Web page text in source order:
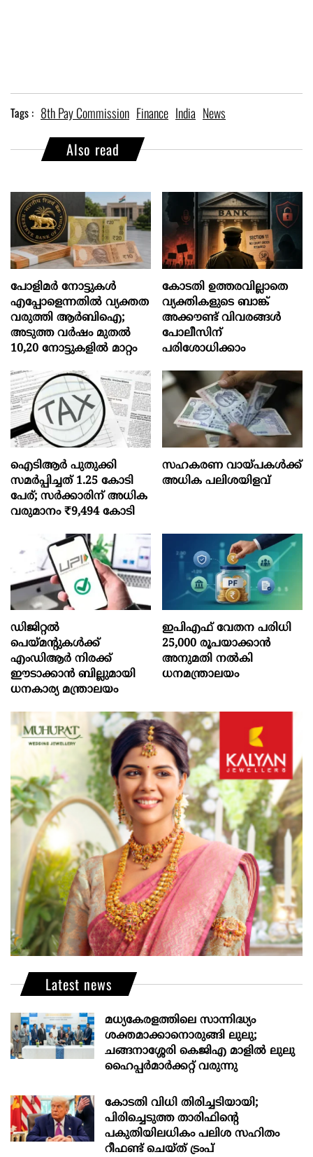
Tags : 8th Pay Commission Finance India News
Also read
പോളിമർ നോട്ടുകൾ
എപ്പോളെന്നതിൽ വ്യക്തത
വരുത്തി ആർബിഐ;
അടുത്ത വർഷം മുതൽ
10,20 നോട്ടുകളിൽ മാറ്റം
കോടതി ഉത്തരവില്ലാതെ
വ്യക്തികളുടെ ബാങ്ക്
അക്കൗണ്ട് വിവരങ്ങൾ
പോലീസിന്
പരിശോധിക്കാം
ഐടിആര്‍ പുതുക്കി
സമർപ്പിച്ചത് 1.25 കോടി
പേര്; സർക്കാരിന് അധിക
വരുമാനം ₹9,494 കോടി
സഹകരണ വായ്പകള്‍ക്ക്
അധിക പലിശയിളവ്
ഡിജിറ്റൽ
പെയ്മന്റുകൾക്ക്
എംഡിആർ നിരക്ക്
ഈടാക്കാൻ ബില്ലുമായി
ധനകാര്യ മന്ത്രാലയം
ഇപിഎഫ് വേതന പരിധി
25,000 രൂപയാക്കാൻ
അനുമതി നൽകി
ധനമന്ത്രാലയം
Latest news
മധ്യകേരളത്തിലെ സാന്നിദ്ധ്യം
ശക്തമാക്കാനൊരുങ്ങി ലുലു;
ചങ്ങനാശ്ശേരി കെജിഎ മാളിൽ ലുലു
ഹൈപ്പർമാർക്കറ്റ് വരുന്നു
കോടതി വിധി തിരിച്ചടിയായി;
പിരിച്ചെടുത്ത താരിഫിന്‍റെ
പകുതിയിലധികം പലിശ സഹിതം
റീഫണ്ട് ചെയ്ത് ട്രംപ്